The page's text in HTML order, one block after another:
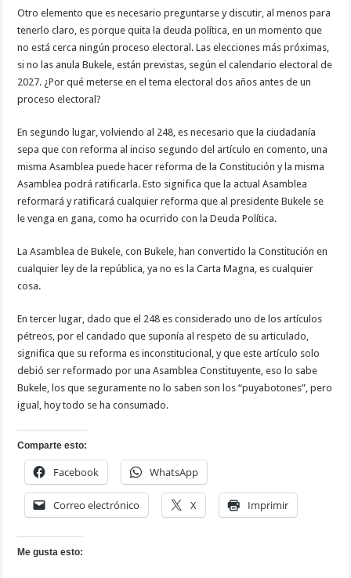
Otro elemento que es necesario preguntarse y discutir, al menos para
tenerlo claro, es porque quita la deuda política, en un momento que
no está cerca ningún proceso electoral. Las elecciones más próximas,
si no las anula Bukele, están previstas, según el calendario electoral de
2027. ¿Por qué meterse en el tema electoral dos años antes de un
proceso electoral?
En segundo lugar, volviendo al 248, es necesario que la ciudadanía
sepa que con reforma al inciso segundo del artículo en comento, una
misma Asamblea puede hacer reforma de la Constitución y la misma
Asamblea podrá ratificarla. Esto significa que la actual Asamblea
reformará y ratificará cualquier reforma que al presidente Bukele se
le venga en gana, como ha ocurrido con la Deuda Política.
La Asamblea de Bukele, con Bukele, han convertido la Constitución en
cualquier ley de la república, ya no es la Carta Magna, es cualquier
cosa.
En tercer lugar, dado que el 248 es considerado uno de los artículos
pétreos, por el candado que suponía al respeto de su articulado,
significa que su reforma es inconstitucional, y que este artículo solo
debió ser reformado por una Asamblea Constituyente, eso lo sabe
Bukele, los que seguramente no lo saben son los “puyabotones”, pero
igual, hoy todo se ha consumado.
Comparte esto:
Facebook WhatsApp
Correo electrónico X Imprimir
Me gusta esto: